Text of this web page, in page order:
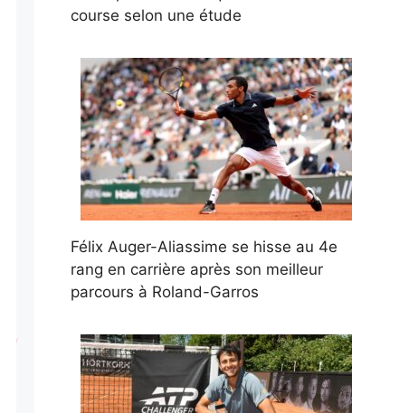
course selon une étude
Félix Auger-Aliassime se hisse au 4e
rang en carrière après son meilleur
parcours à Roland-Garros